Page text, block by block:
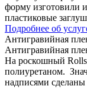
форму изготовили
пластиковые
Подробнее об
Антигравийная
Антигравийная
На роскошный
полиуретаном.
надписями